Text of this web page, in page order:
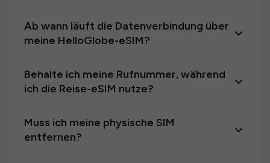
Ab wann läuft die Datenverbindung über
meine HelloGlobe-eSIM?
Behalte ich meine Rufnummer, während
ich die Reise-eSIM nutze?
Muss ich meine physische SIM
entfernen?